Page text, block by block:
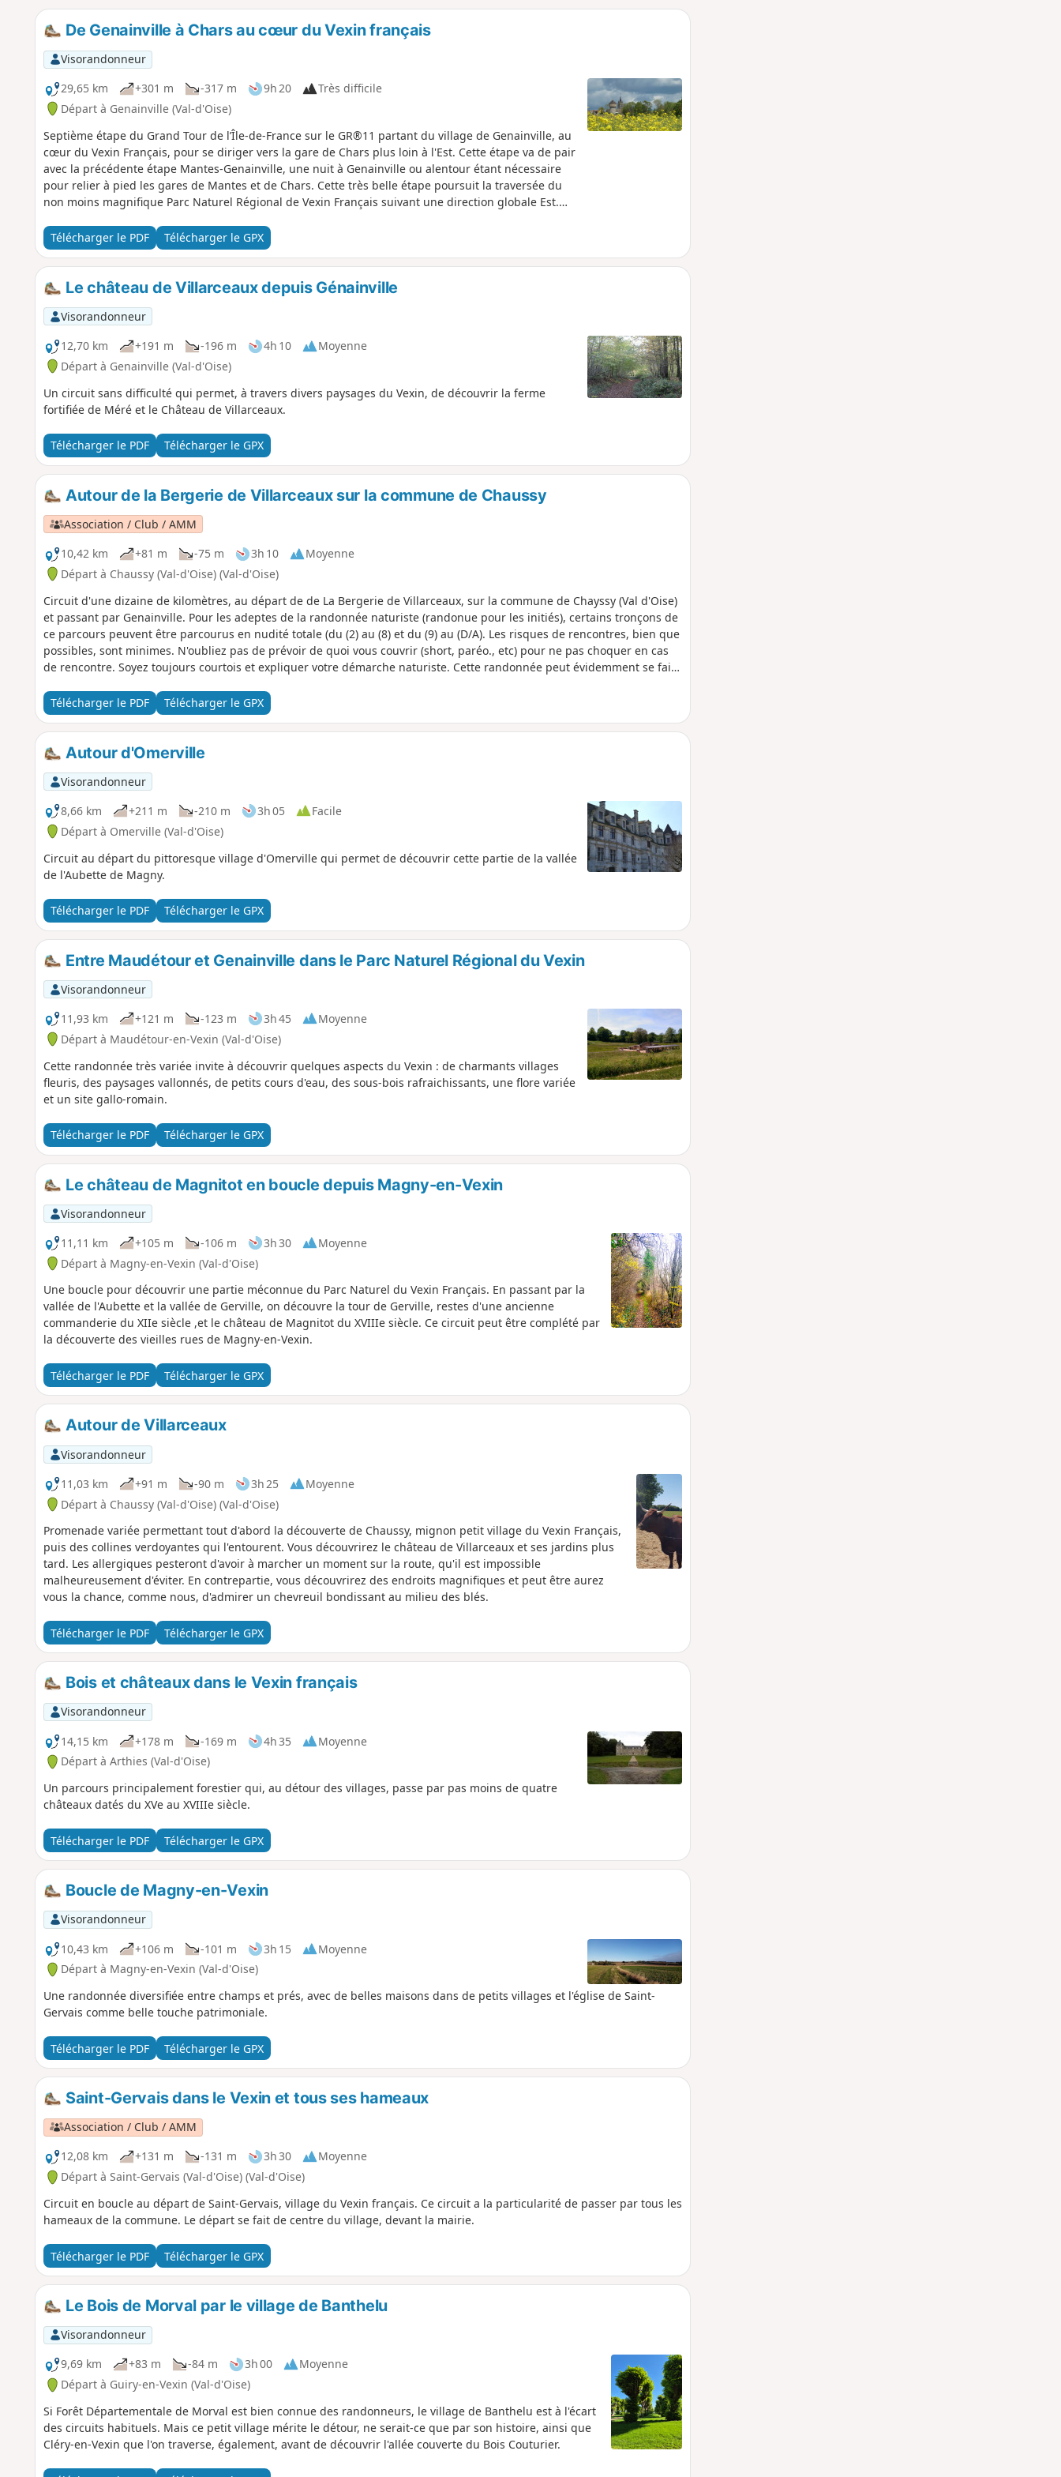
De Genainville à Chars au cœur du Vexin français
Visorandonneur
29,65 km
+301 m -317 m 9h 20
Très difficile
Départ à Genainville (Val-d'Oise)
Septième étape du Grand Tour de l’Île-de-France sur le GR®11 partant du village de Genainville, au
cœur du Vexin Français, pour se diriger vers la gare de Chars plus loin à l'Est. Cette étape va de pair
avec la précédente étape Mantes-Genainville, une nuit à Genainville ou alentour étant nécessaire
pour relier à pied les gares de Mantes et de Chars. Cette très belle étape poursuit la traversée du
non moins magnifique Parc Naturel Régional de Vexin Français suivant une direction globale Est.
plateaux agricoles entre Oise et Val d'Oise avant de redescendre dans la vallée de la Viosne pour
rejoindre Chars.
Télécharger le PDF Télécharger le GPX
Le château de Villarceaux depuis Génainville
Visorandonneur
12,70 km
+191 m -196 m 4h 10
Moyenne
Départ à Genainville (Val-d'Oise)
Un circuit sans difficulté qui permet, à travers divers paysages du Vexin, de découvrir la ferme
fortifiée de Méré et le Château de Villarceaux.
Télécharger le PDF Télécharger le GPX
Autour de la Bergerie de Villarceaux sur la commune de Chaussy
Association / Club / AMM
10,42 km
+81 m -75 m 3h 10
Moyenne
Départ à Chaussy (Val-d'Oise) (Val-d'Oise)
Circuit d'une dizaine de kilomètres, au départ de de La Bergerie de Villarceaux, sur la commune de Chayssy (Val d'Oise)
et passant par Genainville. Pour les adeptes de la randonnée naturiste (randonue pour les initiés), certains tronçons de
ce parcours peuvent être parcourus en nudité totale (du (2) au (8) et du (9) au (D/A). Les risques de rencontres, bien que
possibles, sont minimes. N'oubliez pas de prévoir de quoi vous couvrir (short, paréo., etc) pour ne pas choquer en cas
de rencontre. Soyez toujours courtois et expliquer votre démarche naturiste. Cette randonnée peut évidemment se faire
randonnée. Il n'y a pas de transport en commun pour se rendre à la Bergerie de Villarceaux
Télécharger le PDF Télécharger le GPX
Autour d'Omerville
Visorandonneur
8,66 km
+211 m -210 m 3h 05
Facile
Départ à Omerville (Val-d'Oise)
Circuit au départ du pittoresque village d'Omerville qui permet de découvrir cette partie de la vallée
de l'Aubette de Magny.
Télécharger le PDF Télécharger le GPX
Entre Maudétour et Genainville dans le Parc Naturel Régional du Vexin
Visorandonneur
11,93 km
+121 m -123 m 3h 45
Moyenne
Départ à Maudétour-en-Vexin (Val-d'Oise)
Cette randonnée très variée invite à découvrir quelques aspects du Vexin : de charmants villages
fleuris, des paysages vallonnés, de petits cours d'eau, des sous-bois rafraichissants, une flore variée
et un site gallo-romain.
Télécharger le PDF Télécharger le GPX
Le château de Magnitot en boucle depuis Magny-en-Vexin
Visorandonneur
11,11 km
+105 m -106 m 3h 30
Moyenne
Départ à Magny-en-Vexin (Val-d'Oise)
Une boucle pour découvrir une partie méconnue du Parc Naturel du Vexin Français. En passant par la
vallée de l'Aubette et la vallée de Gerville, on découvre la tour de Gerville, restes d'une ancienne
commanderie du XIIe siècle ,et le château de Magnitot du XVIIIe siècle. Ce circuit peut être complété par
la découverte des vieilles rues de Magny-en-Vexin.
Télécharger le PDF Télécharger le GPX
Autour de Villarceaux
Visorandonneur
11,03 km
+91 m -90 m 3h 25
Moyenne
Départ à Chaussy (Val-d'Oise) (Val-d'Oise)
Promenade variée permettant tout d'abord la découverte de Chaussy, mignon petit village du Vexin Français,
puis des collines verdoyantes qui l'entourent. Vous découvrirez le château de Villarceaux et ses jardins plus
tard. Les allergiques pesteront d'avoir à marcher un moment sur la route, qu'il est impossible
malheureusement d'éviter. En contrepartie, vous découvrirez des endroits magnifiques et peut être aurez
vous la chance, comme nous, d'admirer un chevreuil bondissant au milieu des blés.
Télécharger le PDF Télécharger le GPX
Bois et châteaux dans le Vexin français
Visorandonneur
14,15 km
+178 m -169 m 4h 35
Moyenne
Départ à Arthies (Val-d'Oise)
Un parcours principalement forestier qui, au détour des villages, passe par pas moins de quatre
châteaux datés du XVe au XVIIIe siècle.
Télécharger le PDF Télécharger le GPX
Boucle de Magny-en-Vexin
Visorandonneur
10,43 km
+106 m -101 m 3h 15
Moyenne
Départ à Magny-en-Vexin (Val-d'Oise)
Une randonnée diversifiée entre champs et prés, avec de belles maisons dans de petits villages et l'église de Saint-
Gervais comme belle touche patrimoniale.
Télécharger le PDF Télécharger le GPX
Saint-Gervais dans le Vexin et tous ses hameaux
Association / Club / AMM
12,08 km
+131 m -131 m 3h 30
Moyenne
Départ à Saint-Gervais (Val-d'Oise) (Val-d'Oise)
Circuit en boucle au départ de Saint-Gervais, village du Vexin français. Ce circuit a la particularité de passer par tous les
hameaux de la commune. Le départ se fait de centre du village, devant la mairie.
Télécharger le PDF Télécharger le GPX
Le Bois de Morval par le village de Banthelu
Visorandonneur
9,69 km
+83 m -84 m 3h 00
Moyenne
Départ à Guiry-en-Vexin (Val-d'Oise)
Si Forêt Départementale de Morval est bien connue des randonneurs, le village de Banthelu est à l'écart
des circuits habituels. Mais ce petit village mérite le détour, ne serait-ce que par son histoire, ainsi que
Cléry-en-Vexin que l'on traverse, également, avant de découvrir l'allée couverte du Bois Couturier.